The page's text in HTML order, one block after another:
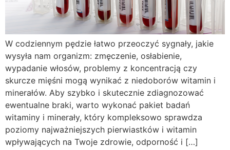
W codziennym pędzie łatwo przeoczyć sygnały, jakie
wysyła nam organizm: zmęczenie, osłabienie,
wypadanie włosów, problemy z koncentracją czy
skurcze mięśni mogą wynikać z niedoborów witamin i
minerałów. Aby szybko i skutecznie zdiagnozować
ewentualne braki, warto wykonać pakiet badań
witaminy i minerały, który kompleksowo sprawdza
poziomy najważniejszych pierwiastków i witamin
wpływających na Twoje zdrowie, odporność i […]